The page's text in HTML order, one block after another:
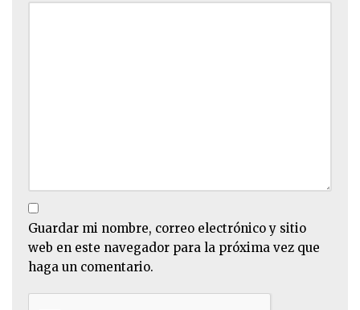
Guardar mi nombre, correo electrónico y sitio
web en este navegador para la próxima vez que
haga un comentario.